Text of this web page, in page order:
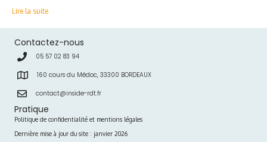
Lire la suite
Contactez-nous
05 57 02 83 94
160 cours du Médoc, 33300 BORDEAUX
contact@inside-rdt.fr
Pratique
Politique de confidentialité et mentions légales
Dernière mise à jour du site : janvier 2026